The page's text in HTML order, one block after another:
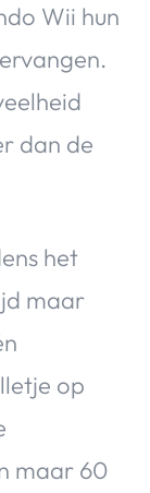
Wii hun
dan de
het
maar
op
maar 60